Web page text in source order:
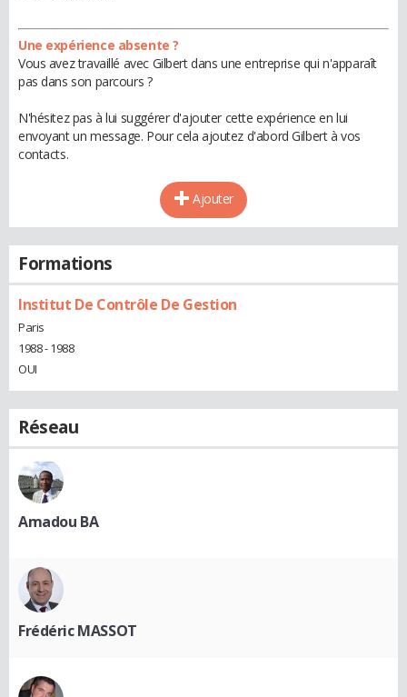
Une expérience absente ?
Vous avez travaillé avec Gilbert dans une entreprise qui n'apparaît
pas dans son parcours ?
N'hésitez pas à lui suggérer d'ajouter cette expérience en lui
envoyant un message. Pour cela ajoutez d'abord Gilbert à vos
contacts.
Ajouter
Formations
Institut De Contrôle De Gestion
Paris
1988 - 1988
OUI
Réseau
Amadou BA
Frédéric MASSOT